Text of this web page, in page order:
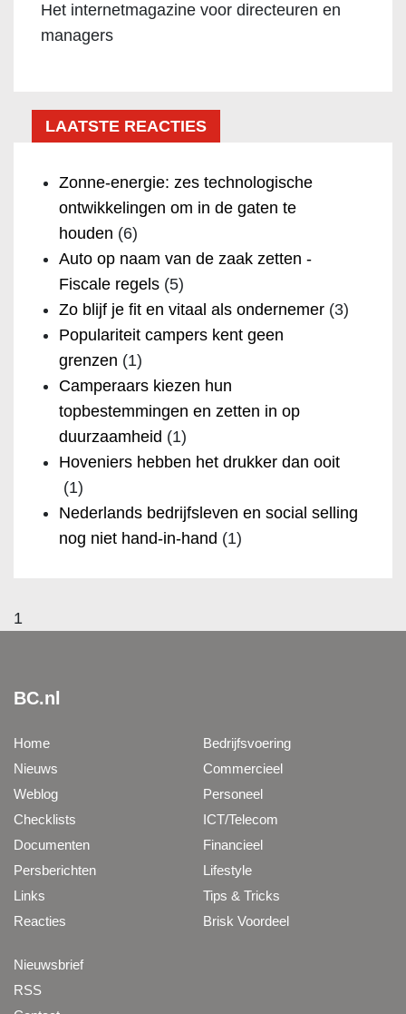
Het internetmagazine voor directeuren en
managers
LAATSTE REACTIES
Zonne-energie: zes technologische
ontwikkelingen om in de gaten te
houden (6)
Auto op naam van de zaak zetten -
Fiscale regels (5)
Zo blijf je fit en vitaal als ondernemer (3)
Populariteit campers kent geen
grenzen (1)
Camperaars kiezen hun
topbestemmingen en zetten in op
duurzaamheid (1)
Hoveniers hebben het drukker dan ooit
(1)
Nederlands bedrijfsleven en social selling
nog niet hand-in-hand (1)
1
BC.nl
Home
Nieuws
Weblog
Checklists
Documenten
Persberichten
Links
Reacties
Bedrijfsvoering
Commercieel
Personeel
ICT/Telecom
Financieel
Lifestyle
Tips & Tricks
Brisk Voordeel
Nieuwsbrief
RSS